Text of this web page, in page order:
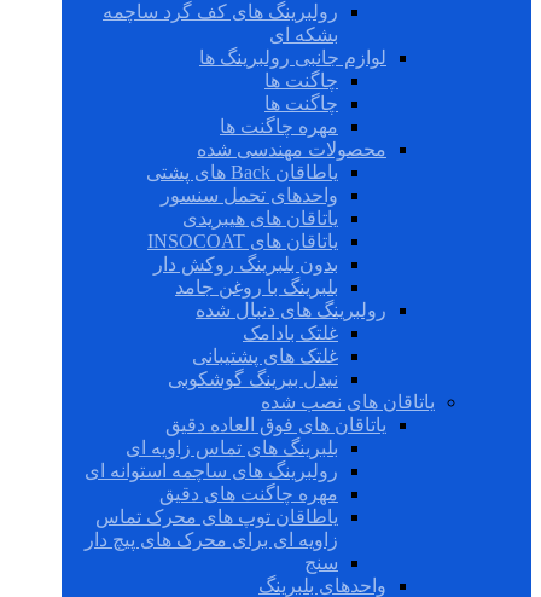
رولبرینگ های کف گرد ساچمه
بشکه ای
لوازم جانبی رولبرینگ ها
چاگنت ها
چاگنت ها
مهره چاگنت ها
محصولات مهندسی شده
یاطاقان Back های پشتی
واحدهای تحمل سنسور
یاتاقان های هیبریدی
یاتاقان های INSOCOAT
بدون بلبرینگ روکش دار
بلبرینگ با روغن جامد
رولبرینگ های دنبال شده
غلتک بادامک
غلتک های پشتیبانی
نیدل بیرینگ گوشکوبی
یاتاقان های نصب شده
یاتاقان های فوق العاده دقیق
بلبرینگ های تماس زاویه ای
رولبرینگ های ساچمه استوانه ای
مهره چاگنت های دقیق
یاطاقان توپ های محرک تماس
زاویه ای برای محرک های پیچ دار
سنج
واحدهای بلبرینگ